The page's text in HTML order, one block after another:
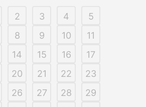
2 3 4
5
8 9 10
11
14 15 16
17
20 21 22
23
26 27 28
29